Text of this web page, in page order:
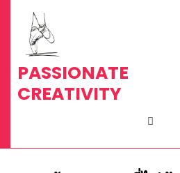
content
PASSIONATE
CREATIVITY